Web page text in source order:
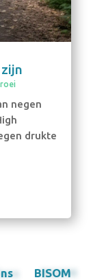
negen
drukte
BISOM